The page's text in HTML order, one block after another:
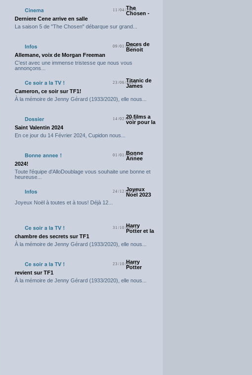
11/04/2025
The
Chosen -
Derniere Cene arrive en salle
La saison 5 de "The Chosen" débarque sur grand...
09/01/2025Deces de
Benoit
Allemane, voix de Morgan Freeman
C'est avec une immense tristesse que nous vous
annonçons...
23/06/2024Titanic de
James
Cameron, ce soir sur TF1!
À la mémoire de Jenny Gérard (1933/2020), elle nous...
14/02/202420 films a
voir pour la
Saint Valentin 2024
En ce jour du 14 Février 2024, Cupidon nous...
01/01/2024
Bonne
Annee
2024!
Toute l'équipe d'AlloDoublage vous souhaite une bonne et
heureuse...
24/12/2023
Joyeux
Noel 2023
Joyeux Noël à toutes et à tous! Déjà 12...
31/10/2023
Harry
Potter et la
chambre des secrets sur TF1
À la mémoire de Jenny Gérard (1933/2020), elle nous...
23/10/2023
Harry
Potter
revient sur TF1
À la mémoire de Jenny Gérard (1933/2020), elle nous...